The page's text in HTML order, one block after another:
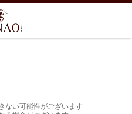
ない可能性がございます